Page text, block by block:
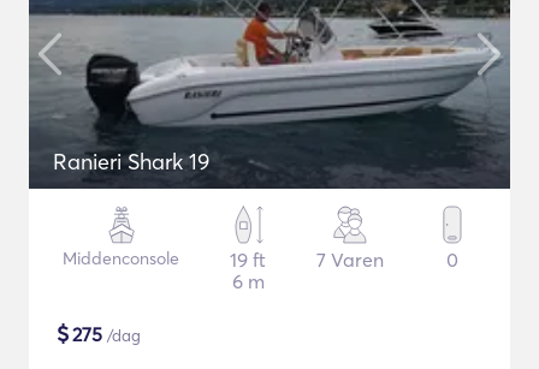
Ranieri Shark 19
Middenconsole
19 ft
6 m
7 Varen 0
$275 /dag